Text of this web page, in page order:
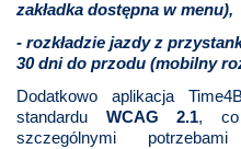
zakładka dostępna w menu),
- rozkładzie jazdy z
30 dni do przodu (mobilny
Dodatkowo aplikacja
standardu WCAG 2.1, co
szczególnymi